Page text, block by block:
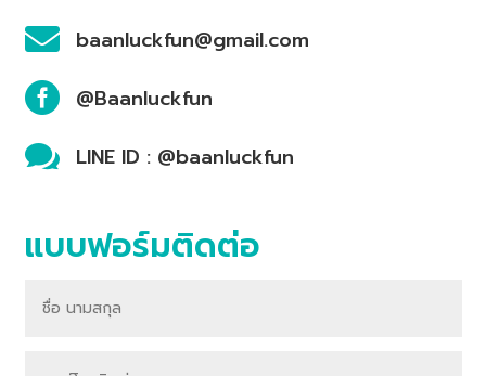
 baanluckfun@gmail.com
 @Baanluckfun
 LINE ID : @baanluckfun
แบบฟอร์มติดต่อ